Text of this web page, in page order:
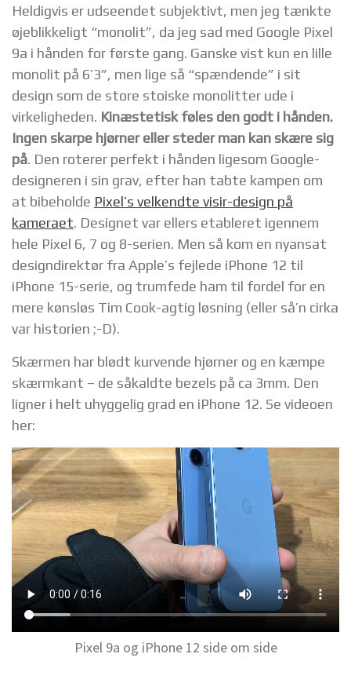
Heldigvis er udseendet subjektivt, men jeg tænkte
øjeblikkeligt “monolit”, da jeg sad med Google Pixel
9a i hånden for første gang. Ganske vist kun en lille
monolit på 6’3”, men lige så “spændende” i sit
design som de store stoiske monolitter ude i
virkeligheden. Kinæstetisk føles den godt i hånden.
Ingen skarpe hjørner eller steder man kan skære sig
på. Den roterer perfekt i hånden ligesom Google-
designeren i sin grav, efter han tabte kampen om
at bibeholde Pixel’s velkendte visir-design på
kameraet. Designet var ellers etableret igennem
hele Pixel 6, 7 og 8-serien. Men så kom en nyansat
designdirektør fra Apple’s fejlede iPhone 12 til
iPhone 15-serie, og trumfede ham til fordel for en
mere kønsløs Tim Cook-agtig løsning (eller så’n cirka
var historien ;-D).
Skærmen har blødt kurvende hjørner og en kæmpe
skærmkant – de såkaldte bezels på ca 3mm. Den
ligner i helt uhyggelig grad en iPhone 12. Se videoen
her:
Pixel 9a og iPhone 12 side om side